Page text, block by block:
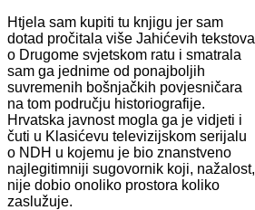
Htjela sam kupiti tu knjigu jer sam
dotad pročitala više Jahićevih tekstova
o Drugome svjetskom ratu i smatrala
sam ga jednime od ponajboljih
suvremenih bošnjačkih povjesničara
na tom području historiografije.
Hrvatska javnost mogla ga je vidjeti i
čuti u Klasićevu televizijskom serijalu
o NDH u kojemu je bio znanstveno
najlegitimniji sugovornik koji, nažalost,
nije dobio onoliko prostora koliko
zaslužuje.